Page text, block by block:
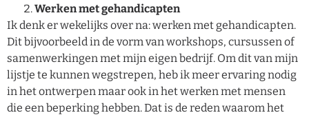
Werken met gehandicapten
Ik denk er wekelijks over na: werken met gehandicapten.
Dit bijvoorbeeld in de vorm van workshops, cursussen of
samenwerkingen met mijn eigen bedrijf. Om dit van mijn
lijstje te kunnen wegstrepen, heb ik meer ervaring nodig
in het ontwerpen maar ook in het werken met mensen
die een beperking hebben. Dat is de reden waarom het